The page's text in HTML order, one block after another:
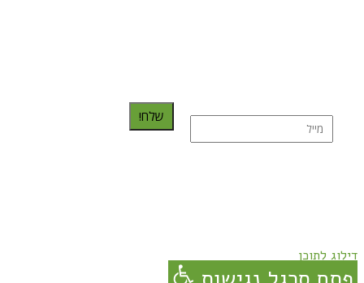
שלח!
דילוג לתוכן